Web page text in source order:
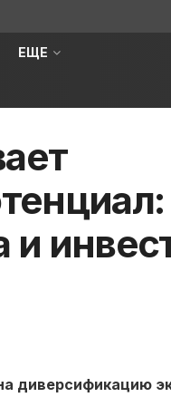
ЕЩЕ
и
диверсификацию